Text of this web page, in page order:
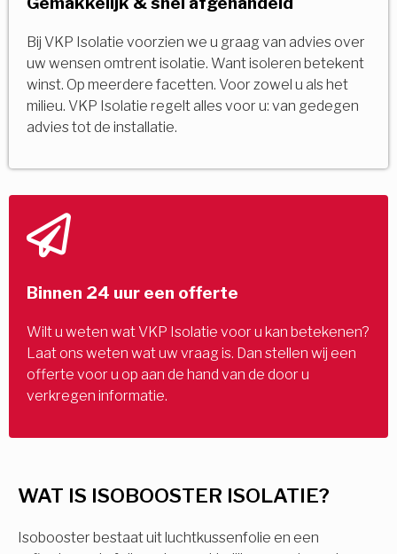
WAT IS ISOBOOSTER ISOLATIE?
Isobooster bestaat uit luchtkussenfolie en een
Bij VKP Isolatie voorzien we u graag van advies over
uw wensen omtrent isolatie. Want isoleren betekent
winst. Op meerdere facetten. Voor zowel u als het
milieu. VKP Isolatie regelt alles voor u: van gedegen
advies tot de installatie.
Binnen 24 uur een offerte
Wilt u weten wat VKP Isolatie voor u kan betekenen?
Laat ons weten wat uw vraag is. Dan stellen wij een
offerte voor u op aan de hand van de door u
verkregen informatie.